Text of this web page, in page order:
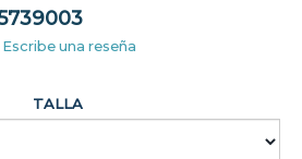
Escribe una reseña
TALLA